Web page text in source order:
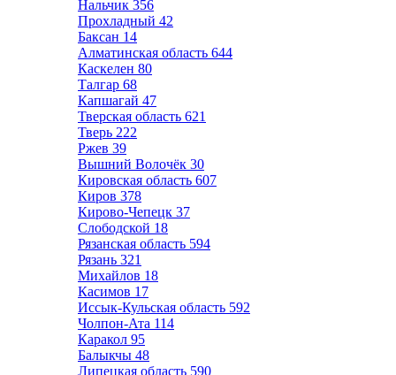
Нальчик 356
Прохладный 42
Баксан 14
Алматинская область 644
Каскелен 80
Талгар 68
Капшагай 47
Тверская область 621
Тверь 222
Ржев 39
Вышний Волочёк 30
Кировская область 607
Киров 378
Кирово-Чепецк 37
Слободской 18
Рязанская область 594
Рязань 321
Михайлов 18
Касимов 17
Иссык-Кульская область 592
Чолпон-Ата 114
Каракол 95
Балыкчы 48
Липецкая область 590